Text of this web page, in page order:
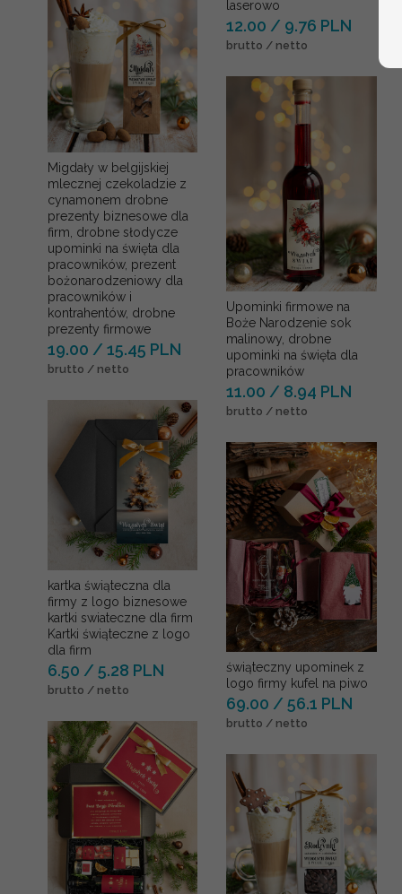
Migdały w belgijskiej
mlecznej czekoladzie z
cynamonem drobne
prezenty biznesowe dla
firm, drobne słodycze
upominki na święta dla
pracowników, prezent
bożonarodzeniowy dla
pracowników i
kontrahentów, drobne
prezenty firmowe
19.00 / 15.45 PLN
brutto / netto
kartka świąteczna dla
firmy z logo biznesowe
kartki swiateczne dla firm
Kartki świąteczne z logo
dla firm
6.50 / 5.28 PLN
brutto / netto
laserowo
12.00 / 9.76 PLN
brutto / netto
Upominki firmowe na
Boże Narodzenie sok
malinowy, drobne
upominki na święta dla
pracowników
11.00 / 8.94 PLN
brutto / netto
świąteczny upominek z
logo firmy kufel na piwo
69.00 / 56.1 PLN
brutto / netto